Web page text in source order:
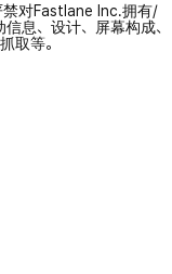
对Fastlane Inc.拥有/
息、设计、屏幕构成、
取等。